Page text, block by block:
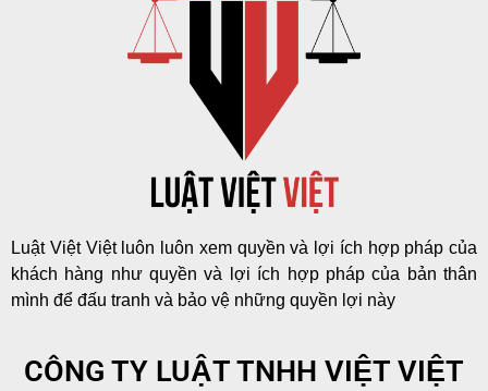
Luật Việt Việt luôn luôn xem quyền và lợi ích hợp pháp của
khách hàng như quyền và lợi ích hợp pháp của bản thân
mình để đấu tranh và bảo vệ những quyền lợi này
CÔNG TY LUẬT TNHH VIỆT VIỆT